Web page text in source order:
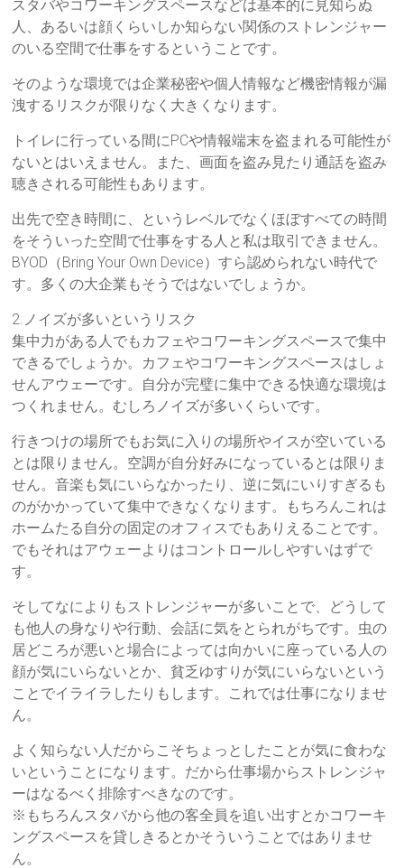
スタバやコワーキングスペースなどは基本的に見知らぬ
人、あるいは顔くらいしか知らない関係のストレンジャー
のいる空間で仕事をするということです。
そのような環境では企業秘密や個人情報など機密情報が漏
洩するリスクが限りなく大きくなります。
トイレに行っている間にPCや情報端末を盗まれる可能性が
ないとはいえません。また、画面を盗み見たり通話を盗み
聴きされる可能性もあります。
出先で空き時間に、というレベルでなくほぼすべての時間
をそういった空間で仕事をする人と私は取引できません。
BYOD（Bring Your Own Device）すら認められない時代で
す。多くの大企業もそうではないでしょうか。
2.ノイズが多いというリスク
集中力がある人でもカフェやコワーキングスペースで集中
できるでしょうか。カフェやコワーキングスペースはしょ
せんアウェーです。自分が完璧に集中できる快適な環境は
つくれません。むしろノイズが多いくらいです。
行きつけの場所でもお気に入りの場所やイスが空いている
とは限りません。空調が自分好みになっているとは限りま
せん。音楽も気にいらなかったり、逆に気にいりすぎるも
のがかかっていて集中できなくなります。もちろんこれは
ホームたる自分の固定のオフィスでもありえることです。
でもそれはアウェーよりはコントロールしやすいはずで
す。
そしてなによりもストレンジャーが多いことで、どうして
も他人の身なりや行動、会話に気をとられがちです。虫の
居どころが悪いと場合によっては向かいに座っている人の
顔が気にいらないとか、貧乏ゆすりが気にいらないという
ことでイライラしたりもします。これでは仕事になりませ
ん。
よく知らない人だからこそちょっとしたことが気に食わな
いということになります。だから仕事場からストレンジャ
ーはなるべく排除すべきなのです。
※もちろんスタバから他の客全員を追い出すとかコワーキ
ングスペースを貸しきるとかそういうことではありませ
ん。